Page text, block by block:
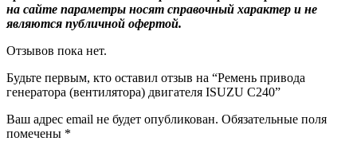
на сайте параметры носят справочный характер и не
являются публичной офертой.
Отзывов пока нет.
Будьте первым, кто оставил отзыв на “Ремень привода
генератора (вентилятора) двигателя ISUZU C240”
Ваш адрес email не будет опубликован. Обязательные поля
помечены *